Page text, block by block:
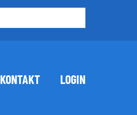
KONTAKT LOGIN